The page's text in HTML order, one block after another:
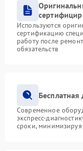
Используются
сертификацию
работу после
обязательств
Современное
экспресс-
сроки, минимизируя